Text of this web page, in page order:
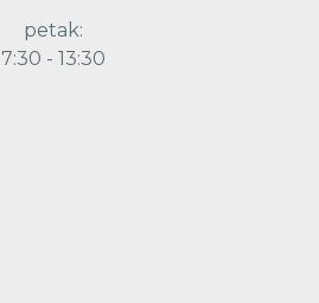
petak:
7:30 - 13:30